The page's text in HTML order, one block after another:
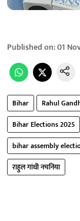
Published on:01
Bihar Rahul
Bihar Elections 2025
bihar assembly
राहुल गांधी नचनिया